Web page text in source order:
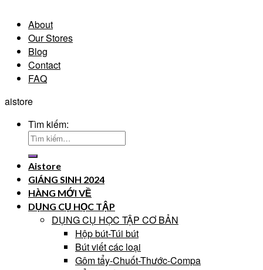
About
Our Stores
Blog
Contact
FAQ
aistore
Tìm kiếm:
Aistore
GIÁNG SINH 2024
HÀNG MỚI VỀ
DỤNG CỤ HỌC TẬP
DỤNG CỤ HỌC TẬP CƠ BẢN
Hộp bút-Túi bút
Bút viết các loại
Gôm tẩy-Chuốt-Thước-Compa